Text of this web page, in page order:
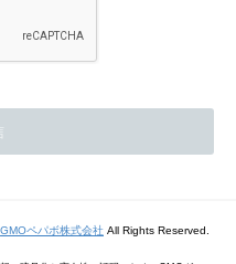
GMOペパボ株式会社 All Rights Reserved.